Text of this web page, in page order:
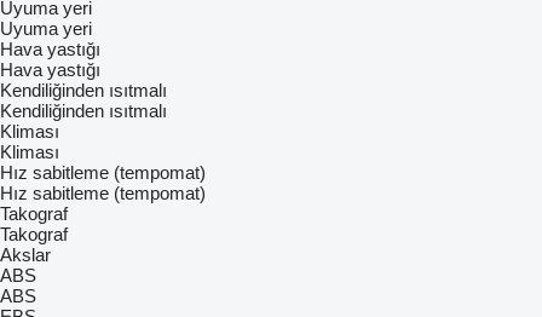
Uyuma yeri
Uyuma yeri
Hava yastığı
Hava yastığı
Kendiliğinden ısıtmalı
Kendiliğinden ısıtmalı
Kliması
Kliması
Hız sabitleme (tempomat)
Hız sabitleme (tempomat)
Takograf
Takograf
Akslar
ABS
ABS